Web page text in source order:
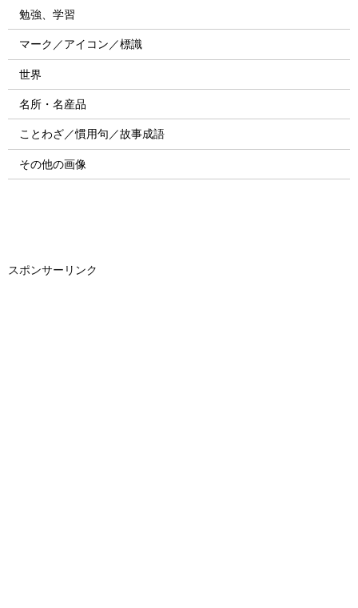
勉強、学習
マーク／アイコン／標識
世界
名所・名産品
ことわざ／慣用句／故事成語
その他の画像
スポンサーリンク